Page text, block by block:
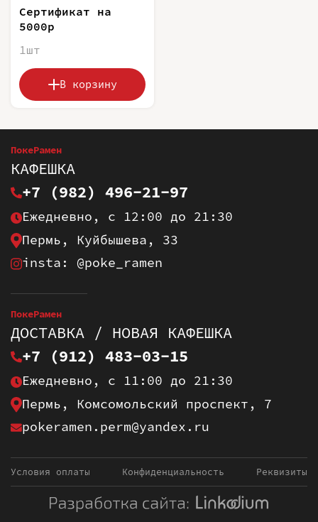
Сертификат на
5000р
1шт
В корзину
ПокеРамен
КАФЕШКА
+7 (982) 496-21-97
Ежедневно, с 12:00 до 21:30
Пермь, Куйбышева, 33
insta: @poke_ramen
ПокеРамен
ДОСТАВКА / НОВАЯ КАФЕШКА
+7 (912) 483-03-15
Ежедневно, с 11:00 до 21:30
Пермь, Комсомольский проспект, 7
pokeramen.perm@yandex.ru
Условия оплаты Конфиденциальность Реквизиты